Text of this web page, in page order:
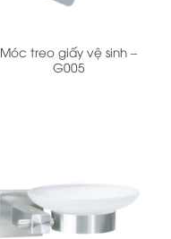
Móc treo giấy vệ sinh –
G005